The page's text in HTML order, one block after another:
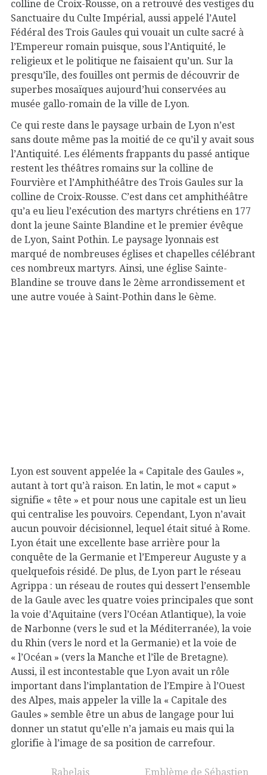
colline de Croix-Rousse, on a retrouvé des vestiges du
Sanctuaire du Culte Impérial, aussi appelé l’Autel
Fédéral des Trois Gaules qui vouait un culte sacré à
l’Empereur romain puisque, sous l’Antiquité, le
religieux et le politique ne faisaient qu’un. Sur la
presqu’île, des fouilles ont permis de découvrir de
superbes mosaïques aujourd’hui conservées au
musée gallo-romain de la ville de Lyon.
Ce qui reste dans le paysage urbain de Lyon n’est
sans doute même pas la moitié de ce qu’il y avait sous
l’Antiquité. Les éléments frappants du passé antique
restent les théâtres romains sur la colline de
Fourvière et l’Amphithéâtre des Trois Gaules sur la
colline de Croix-Rousse. C’est dans cet amphithéâtre
qu’a eu lieu l’exécution des martyrs chrétiens en 177
dont la jeune Sainte Blandine et le premier évêque
de Lyon, Saint Pothin. Le paysage lyonnais est
marqué de nombreuses églises et chapelles célébrant
ces nombreux martyrs. Ainsi, une église Sainte-
Blandine se trouve dans le 2ème arrondissement et
une autre vouée à Saint-Pothin dans le 6ème.
Lyon est souvent appelée la « Capitale des Gaules »,
autant à tort qu’à raison. En latin, le mot « caput »
signifie « tête » et pour nous une capitale est un lieu
qui centralise les pouvoirs. Cependant, Lyon n’avait
aucun pouvoir décisionnel, lequel était situé à Rome.
Lyon était une excellente base arrière pour la
conquête de la Germanie et l’Empereur Auguste y a
quelquefois résidé. De plus, de Lyon part le réseau
Agrippa : un réseau de routes qui dessert l’ensemble
de la Gaule avec les quatre voies principales que sont
la voie d’Aquitaine (vers l’Océan Atlantique), la voie
de Narbonne (vers le sud et la Méditerranée), la voie
du Rhin (vers le nord et la Germanie) et la voie de
« l’Océan » (vers la Manche et l’île de Bretagne).
Aussi, il est incontestable que Lyon avait un rôle
important dans l’implantation de l’Empire à l’Ouest
des Alpes, mais appeler la ville la « Capitale des
Gaules » semble être un abus de langage pour lui
donner un statut qu’elle n’a jamais eu mais qui la
glorifie à l’image de sa position de carrefour.
Rabelais Emblème de Sébastien